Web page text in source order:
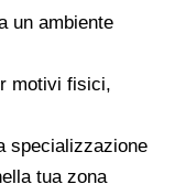
un ambiente
motivi fisici,
specializzazione
tua zona